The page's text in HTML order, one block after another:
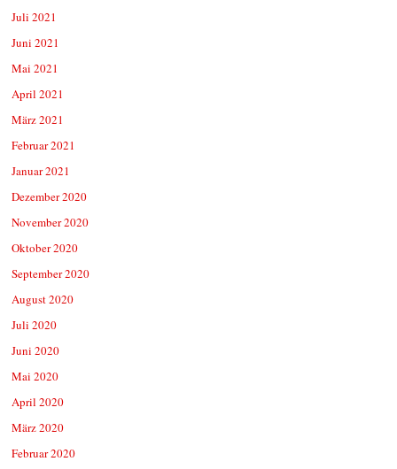
Juli 2021
Juni 2021
Mai 2021
April 2021
März 2021
Februar 2021
Januar 2021
Dezember 2020
November 2020
Oktober 2020
September 2020
August 2020
Juli 2020
Juni 2020
Mai 2020
April 2020
März 2020
Februar 2020